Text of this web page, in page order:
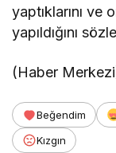
yaptıklarını ve
yapıldığını
(Haber
Beğendim
Kızgın